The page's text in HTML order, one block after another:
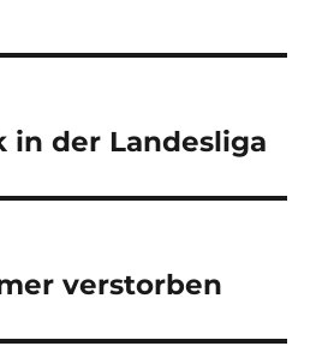
in der Landesliga
verstorben